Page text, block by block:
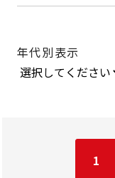
年代別表示
1